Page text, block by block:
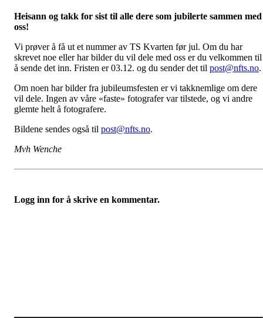
Heisann og takk for sist til alle dere som jubilerte sammen med
oss!
Vi prøver å få ut et nummer av TS Kvarten før jul. Om du har
skrevet noe eller har bilder du vil dele med oss er du velkommen til
å sende det inn. Fristen er 03.12. og du sender det til post@nfts.no.
Om noen har bilder fra jubileumsfesten er vi takknemlige om dere
vil dele. Ingen av våre «faste» fotografer var tilstede, og vi andre
glemte helt å fotografere.
Bildene sendes også til post@nfts.no.
Mvh Wenche
Logg inn for å skrive en kommentar.